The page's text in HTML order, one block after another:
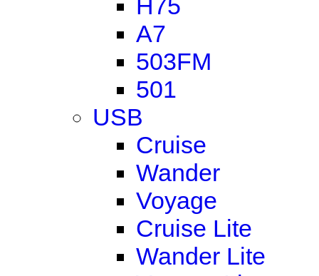
H75
A7
503FM
501
USB
Cruise
Wander
Voyage
Cruise Lite
Wander Lite